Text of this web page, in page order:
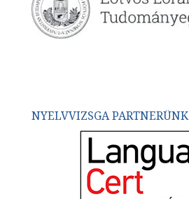
NYELVVIZSGA PARTNERÜNK